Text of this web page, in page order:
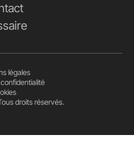
droits réservés.
légales